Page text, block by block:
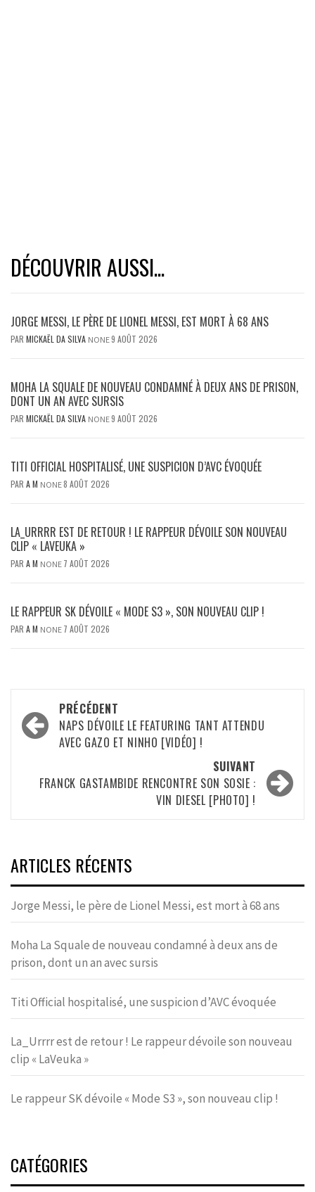
DÉCOUVRIR AUSSI...
JORGE MESSI, LE PÈRE DE LIONEL MESSI, EST MORT À 68 ANS
PAR MICKAËL DA SILVA NONE9 AOÛT 2026
MOHA LA SQUALE DE NOUVEAU CONDAMNÉ À DEUX ANS DE PRISON,
DONT UN AN AVEC SURSIS
PAR MICKAËL DA SILVA NONE9 AOÛT 2026
TITI OFFICIAL HOSPITALISÉ, UNE SUSPICION D’AVC ÉVOQUÉE
PAR A M NONE8 AOÛT 2026
LA_URRRR EST DE RETOUR ! LE RAPPEUR DÉVOILE SON NOUVEAU
CLIP « LAVEUKA »
PAR A M NONE 7 AOÛT 2026
LE RAPPEUR SK DÉVOILE « MODE S3 », SON NOUVEAU CLIP !
PAR A M NONE 7 AOÛT 2026
Navigation
d’article
PRÉCÉDENT
NAPS DÉVOILE LE FEATURING TANT ATTENDU
AVEC GAZO ET NINHO [VIDÉO] !
SUIVANT
FRANCK GASTAMBIDE RENCONTRE SON SOSIE :
VIN DIESEL [PHOTO] !
ARTICLES RÉCENTS
Jorge Messi, le père de Lionel Messi, est mort à 68 ans
Moha La Squale de nouveau condamné à deux ans de
prison, dont un an avec sursis
Titi Official hospitalisé, une suspicion d’AVC évoquée
La_Urrrr est de retour ! Le rappeur dévoile son nouveau
clip « LaVeuka »
Le rappeur SK dévoile « Mode S3 », son nouveau clip !
CATÉGORIES